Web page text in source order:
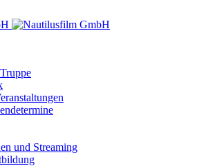
und Streaming